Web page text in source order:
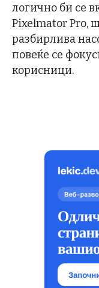
логично би се
Pixelmator Pro,
разбирлива
повеќе се
корисници.